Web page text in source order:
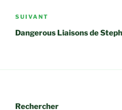
Article
suivant
SUIVANT
Dangerous Liaisons de
Rechercher